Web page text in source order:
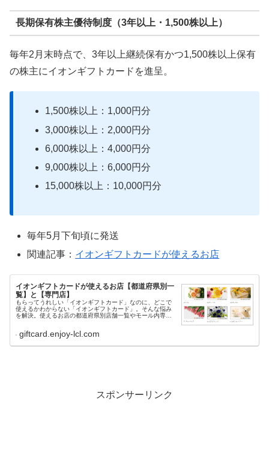
長期保有株主優待制度（3年以上・1,500株以上）
毎年2月末時点で、3年以上継続保有かつ1,500株以上保有
の株主にイオンギフトカードを進呈。
1,500株以上：1,000円分
3,000株以上：2,000円分
6,000株以上：4,000円分
9,000株以上：6,000円分
15,000株以上：10,000円分
毎年5月下旬頃に発送
関連記事： イオンギフトカードが使えるお店
イオンギフトカードが使えるお店【都道府県別一
覧】と【専門店】
もらってうれしい「イオンギフトカード」なのに、どこで
使えるかわからない「イオンギフトカード」。そんな悩み
を解決。使えるお店の都道府県別店舗一覧やモール内専門
giftcard.enjoy-lcl.com
スポンサーリンク